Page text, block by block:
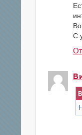
С